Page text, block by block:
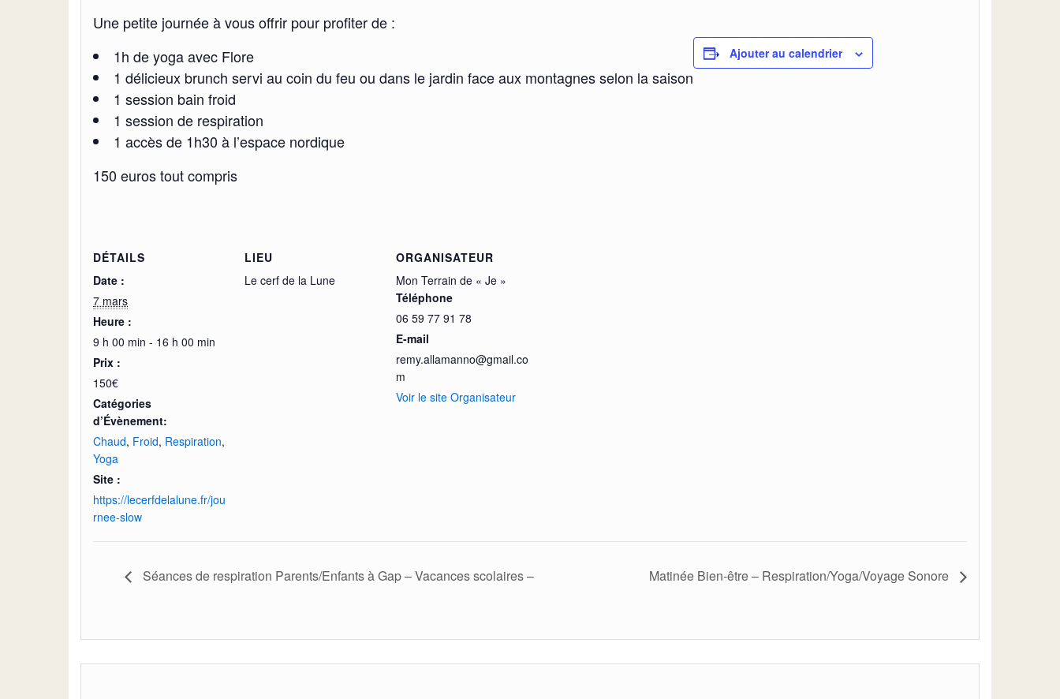
Une petite journée à vous offrir pour profiter de :
1h de yoga avec Flore
1 délicieux brunch servi au coin du feu ou dans le jardin face aux montagnes selon la saison
1 session bain froid
1 session de respiration
1 accès de 1h30 à l’espace nordique
150 euros tout compris
Ajouter au calendrier
DÉTAILS
Date :
7 mars
Heure :
9 h 00 min - 16 h 00 min
Prix :
150€
Catégories
d’Évènement:
Chaud, Froid, Respiration,
Yoga
Site :
https://lecerfdelalune.fr/jou
rnee-slow
LIEU
Le cerf de la Lune
ORGANISATEUR
Mon Terrain de « Je »
Téléphone
06 59 77 91 78
E-mail
remy.allamanno@gmail.co
m
Voir le site Organisateur
Séances de respiration Parents/Enfants à Gap – Vacances scolaires – Matinée Bien-être – Respiration/Yoga/Voyage Sonore